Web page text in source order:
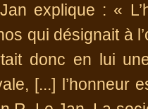
explique : «
qui désignait à
donc en lui
[...]